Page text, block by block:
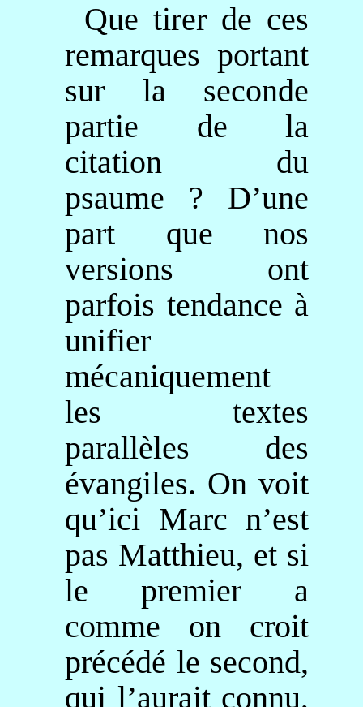
Que tirer de ces
remarques portant
sur la seconde
partie de la
citation du
psaume ? D’une
part que nos
versions ont
parfois tendance à
unifier
mécaniquement
les textes
parallèles des
évangiles. On voit
qu’ici Marc n’est
pas Matthieu, et si
le premier a
comme on croit
précédé le second,
qui l’aurait connu,